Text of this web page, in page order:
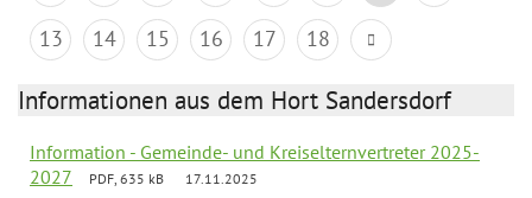
13
14 15 16 17 18
Informationen aus dem Hort Sandersdorf
Information - Gemeinde- und Kreiselternvertreter 2025-
2027
PDF, 635 kB 17.11.2025